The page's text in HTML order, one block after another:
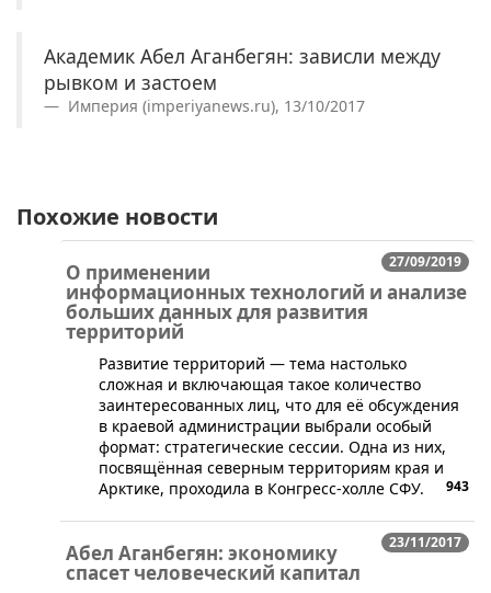
Академик Абел Аганбегян: зависли между
рывком и застоем
Империя (imperiyanews.ru), 13/10/2017
Похожие новости
27/09/2019
О применении
информационных технологий и анализе
больших данных для развития
территорий
​Развитие территорий — тема настолько
сложная и включающая такое количество
заинтересованных лиц, что для её обсуждения
в краевой администрации выбрали особый
формат: стратегические сессии. Одна из них,
посвящённая северным территориям края и
Арктике, проходила в Конгресс-холле СФУ.
943
23/11/2017
Абел Аганбегян: экономику
спасет человеческий капитал